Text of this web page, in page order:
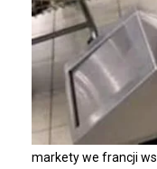
markety we francji